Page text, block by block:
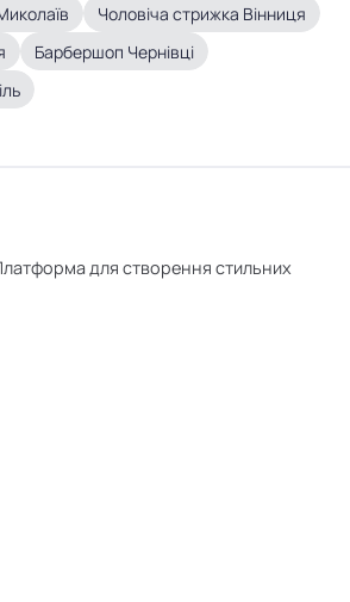
Чоловіча стрижка Вінниця
Барбершоп Чернівці
для створення стильних